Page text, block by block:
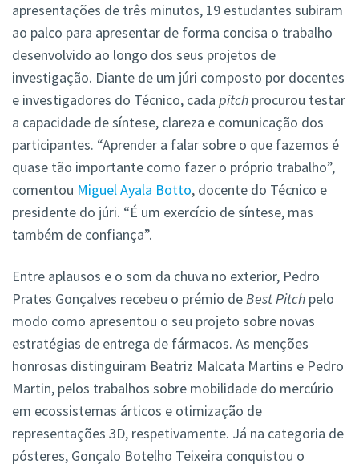
apresentações de três minutos, 19 estudantes subiram
ao palco para apresentar de forma concisa o trabalho
desenvolvido ao longo dos seus projetos de
investigação. Diante de um júri composto por docentes
e investigadores do Técnico, cada pitch procurou testar
a capacidade de síntese, clareza e comunicação dos
participantes. “Aprender a falar sobre o que fazemos é
quase tão importante como fazer o próprio trabalho”,
comentou Miguel Ayala Botto, docente do Técnico e
presidente do júri. “É um exercício de síntese, mas
também de confiança”.
Entre aplausos e o som da chuva no exterior, Pedro
Prates Gonçalves recebeu o prémio deBest Pitch pelo
modo como apresentou o seu projeto sobre novas
estratégias de entrega de fármacos. As menções
honrosas distinguiram Beatriz Malcata Martins e Pedro
Martin, pelos trabalhos sobre mobilidade do mercúrio
em ecossistemas árticos e otimização de
representações 3D, respetivamente. Já na categoria de
pósteres, Gonçalo Botelho Teixeira conquistou o